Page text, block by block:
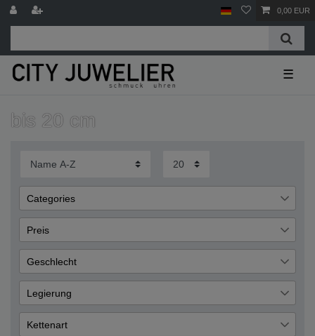
0,00 EUR
☰
bis 20 cm
Categories
Schmuck
Armband 2
Preis
€ ― €
Übernehmen
Geschlecht
Damen
Legierung
Silber
Kettenart